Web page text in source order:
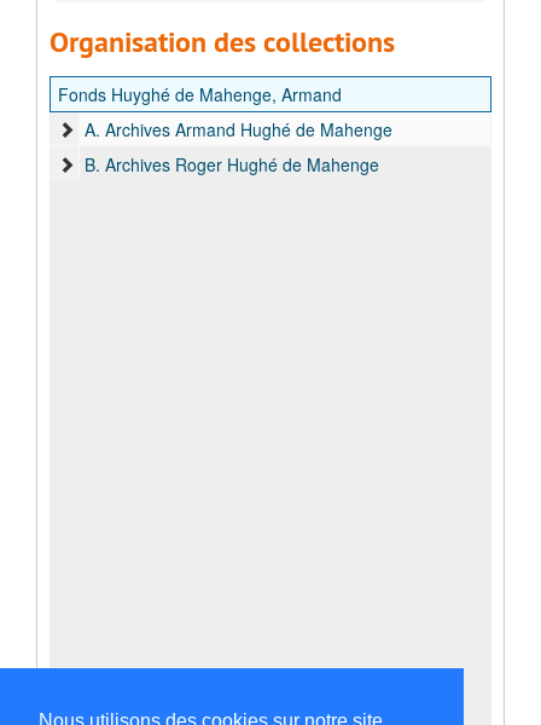
Organisation des collections
Fonds Huyghé de Mahenge, Armand
A. Archives Armand Hughé de Mahenge
B. Archives Roger Hughé de Mahenge